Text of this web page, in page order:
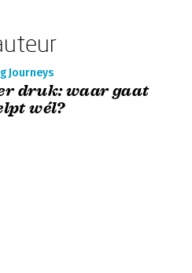
Journeys
druk: waar gaat
wél?